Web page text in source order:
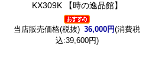
KX309K 【時の逸品館】
当店販売価格(税抜) 36,000円(消費税
込:39,600円)